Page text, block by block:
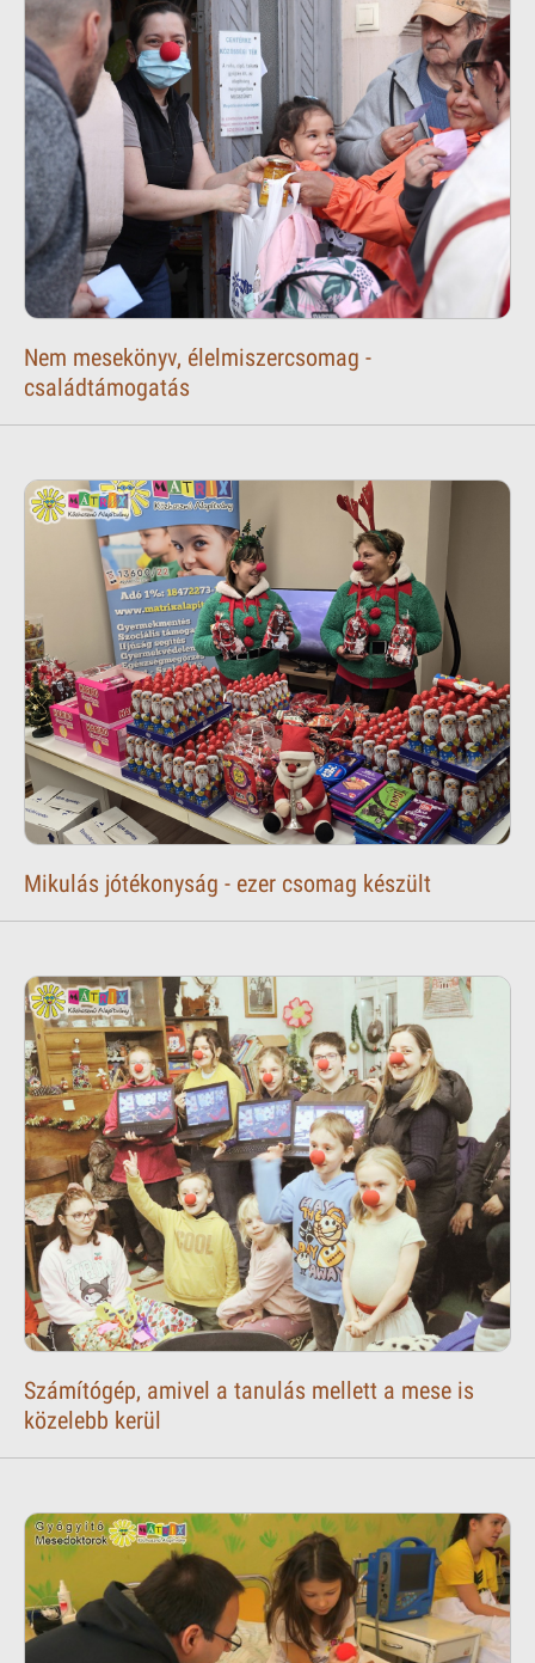
Nem mesekönyv, élelmiszercsomag -
családtámogatás
Mikulás jótékonyság - ezer csomag készült
Számítógép, amivel a tanulás mellett a mese is
közelebb kerül